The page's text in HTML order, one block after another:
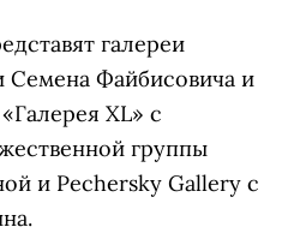
галереи
Семена Файбисовича и
XL» с
группы
и Pechersky Gallery с